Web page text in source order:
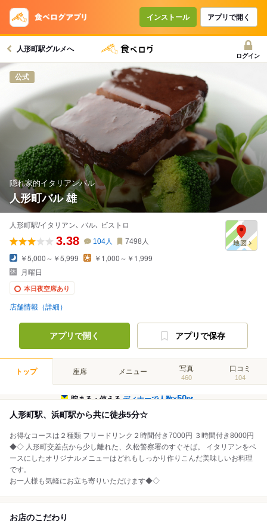
インストール アプリで開く
人形町駅グルメへ
ログイン
公式
隠れ家的イタリアンバル
人形町バル 雄
人形町駅/イタリアン､ バル､ ビストロ
3.38 104人 7498 人
￥5,000～￥5,999
￥1,000～￥1,999
月曜日
本日夜空席あり
店舗情報（詳細）
アプリで開く アプリで保存
トップ 座席 メニュー 写真
460
口コミ
104
貯まる・使えるディナーで人数×50pt
人形町駅、浜町駅から共に徒歩5分☆
お得なコースは２種類 フリードリンク２時間付き7000円 ３時間付き8000円
◆◇ 人形町交差点から少し離れた、久松警察署のすぐそば。 イタリアンをベ
ースにしたオリジナルメニューはどれもしっかり作りこんだ美味しいお料理
です。
お一人様も気軽にお立ち寄りいただけます◆◇
お店のこだわり